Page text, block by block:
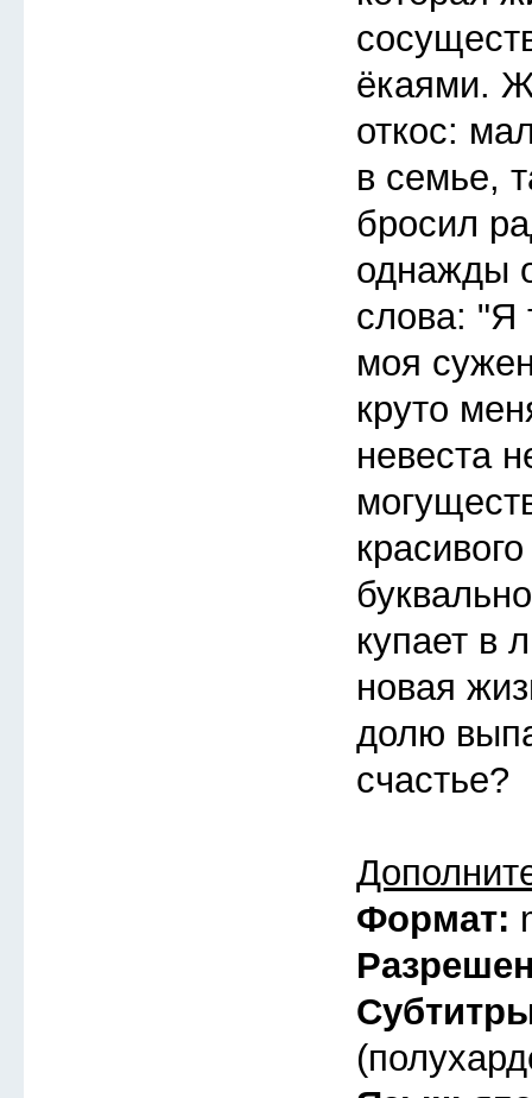
ёкаями.
откос:
в семье,
бросил
однажды
слова: "Я
моя
круто
невеста
купает в
новая
долю
счастье?
Формат: